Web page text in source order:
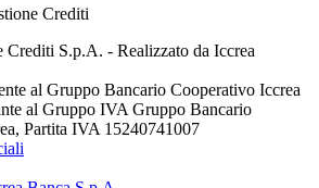
S.p.A. - Realizzato da Iccrea
al Gruppo Bancario Cooperativo Iccrea
al Gruppo IVA Gruppo Bancario
Partita IVA 15240741007